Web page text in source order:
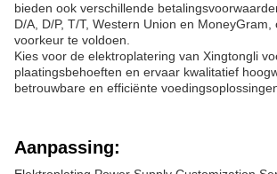
bieden ook verschillende
D/A, D/P, T/T, Western Union en MoneyGram,
voorkeur te voldoen.
Kies voor de elektroplatering van Xingtongli
plaatingsbehoeften en ervaar kwalitatief
betrouwbare en efficiënte
Aanpassing: